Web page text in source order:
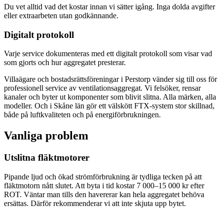
Du vet alltid vad det kostar innan vi sätter igång. Inga dolda avgifter
eller extraarbeten utan godkännande.
Digitalt protokoll
Varje service dokumenteras med ett digitalt protokoll som visar vad
som gjorts och hur aggregatet presterar.
Villaägare och bostadsrättsföreningar i Perstorp vänder sig till oss för
professionell service av ventilationsaggregat. Vi felsöker, rensar
kanaler och byter ut komponenter som blivit slitna. Alla märken, alla
modeller. Och i Skåne län gör ett välskött FTX-system stor skillnad,
både på luftkvaliteten och på energiförbrukningen.
Vanliga problem
Utslitna fläktmotorer
Pipande ljud och ökad strömförbrukning är tydliga tecken på att
fläktmotorn nått slutet. Att byta i tid kostar 7 000–15 000 kr efter
ROT. Väntar man tills den havererar kan hela aggregatet behöva
ersättas. Därför rekommenderar vi att inte skjuta upp bytet.